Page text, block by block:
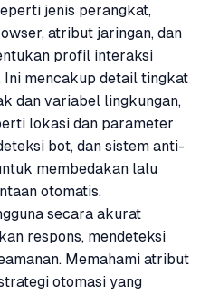
jenis perangkat,
atribut jaringan, dan
profil interaksi
Ini mencakup detail tingkat
dan variabel lingkungan,
lokasi dan parameter
bot, dan sistem anti-
membedakan lalu
otomatis.
secara akurat
respons, mendeteksi
Memahami atribut
otomasi yang